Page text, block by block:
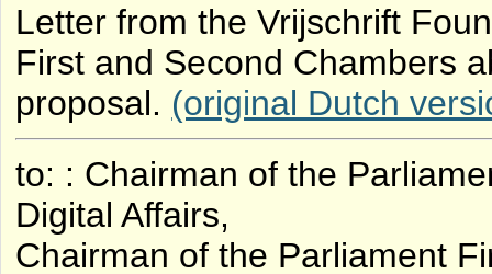
Letter from the Vrijschrift
First and Second Chambers
proposal. (original Dutch
to: : Chairman of the
Digital Affairs,
Chairman of the Parliament